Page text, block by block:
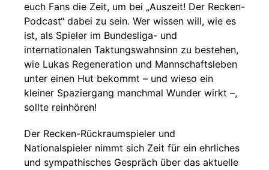
euch Fans die Zeit, um bei „Auszeit! Der Recken-
Podcast“ dabei zu sein. Wer wissen will, wie es
ist, als Spieler im Bundesliga- und
internationalen Taktungswahnsinn zu bestehen,
wie Lukas Regeneration und Mannschaftsleben
unter einen Hut bekommt – und wieso ein
kleiner Spaziergang manchmal Wunder wirkt –,
sollte reinhören!
Der Recken-Rückraumspieler und
Nationalspieler nimmt sich Zeit für ein ehrliches
und sympathisches Gespräch über das aktuelle